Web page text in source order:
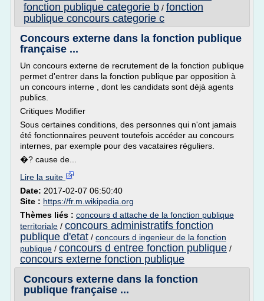
fonction publique categorie b / fonction
publique concours categorie c
Concours externe dans la fonction publique
française ...
Un concours externe de recrutement de la fonction publique
permet d'entrer dans la fonction publique par opposition à
un concours interne , dont les candidats sont déjà agents
publics.
Critiques Modifier
Sous certaines conditions, des personnes qui n'ont jamais
été fonctionnaires peuvent toutefois accéder au concours
internes, par exemple pour des vacataires réguliers.
�? cause de...
Lire la suite
Date: 2017-02-07 06:50:40
Site : https://fr.m.wikipedia.org
Thèmes liés : concours d attache de la fonction publique
territoriale / concours administratifs fonction
publique d'etat / concours d ingenieur de la fonction
publique / concours d entree fonction publique /
concours externe fonction publique
Concours externe dans la fonction
publique française ...